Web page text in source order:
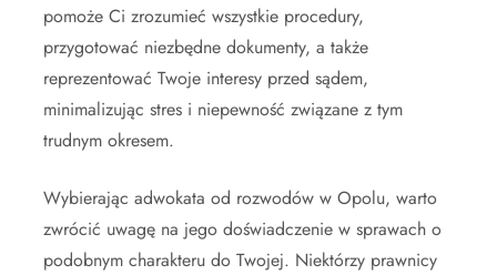
pomoże Ci zrozumieć wszystkie procedury,
przygotować niezbędne dokumenty, a także
reprezentować Twoje interesy przed sądem,
minimalizując stres i niepewność związane z tym
trudnym okresem.
Wybierając adwokata od rozwodów w Opolu, warto
zwrócić uwagę na jego doświadczenie w sprawach o
podobnym charakteru do Twojej. Niektórzy prawnicy